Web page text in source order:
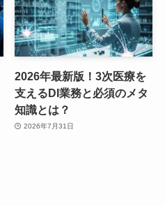
2026年最新版！3次医療を
支えるDI業務と必須のメタ
知識とは？
2026年7月31日